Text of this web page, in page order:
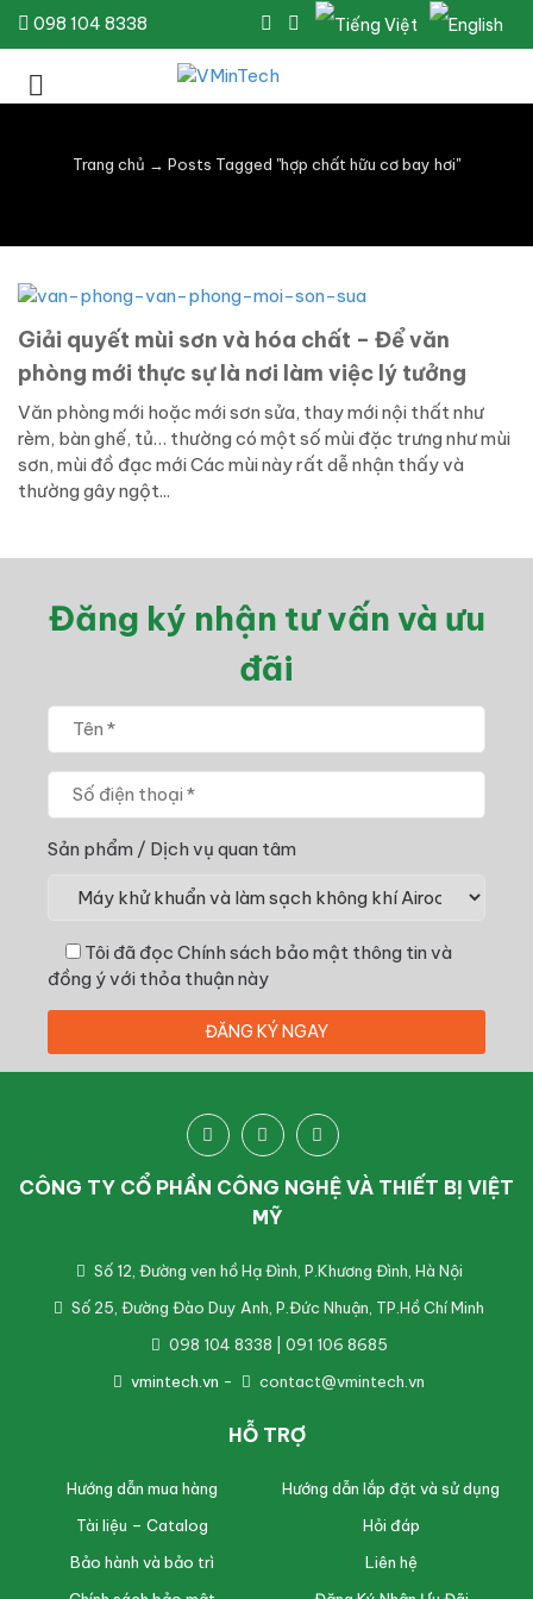
098 104 8338
Trang chủ → Posts Tagged "hợp chất hữu cơ bay hơi"
Giải quyết mùi sơn và hóa chất – Để văn
phòng mới thực sự là nơi làm việc lý tưởng
Văn phòng mới hoặc mới sơn sửa, thay mới nội thất như
rèm, bàn ghế, tủ… thường có một số mùi đặc trưng như mùi
sơn, mùi đồ đạc mới Các mùi này rất dễ nhận thấy và
thường gây ngột...
Đăng ký nhận tư vấn và ưu
đãi
Sản phẩm / Dịch vụ quan tâm
Tôi đã đọc Chính sách bảo mật thông tin và
đồng ý với thỏa thuận này
CÔNG TY CỔ PHẦN CÔNG NGHỆ VÀ THIẾT BỊ VIỆT
MỸ
Số 12, Đường ven hồ Hạ Đình, P.Khương Đình, Hà Nội
Số 25, Đường Đào Duy Anh, P.Đức Nhuận, TP.Hồ Chí Minh
098 104 8338 | 091 106 8685
vmintech.vn - contact@vmintech.vn
HỖ TRỢ
Hướng dẫn mua hàng
Hướng dẫn lắp đặt và sử dụng
Tài liệu – Catalog
Hỏi đáp
Bảo hành và bảo trì
Liên hệ